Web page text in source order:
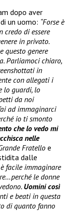
dopo aver
un uomo: “Forse è
credo di essere
in privato.
questo genere
Parliamoci chiaro,
in
con allegati i
lo guardi, lo
da noi
ad immaginarci
io ti smonto
che lo vedo mi
nelle
Fratelloe
dalle
è facile immaginare
le donne
Uomini così
e beati in questa
di quanto fanno